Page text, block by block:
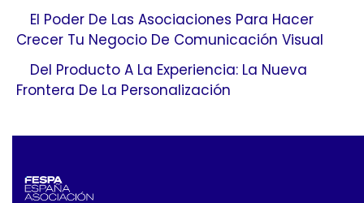
El Poder De Las Asociaciones Para Hacer
Crecer Tu Negocio De Comunicación Visual
Del Producto A La Experiencia: La Nueva
Frontera De La Personalización